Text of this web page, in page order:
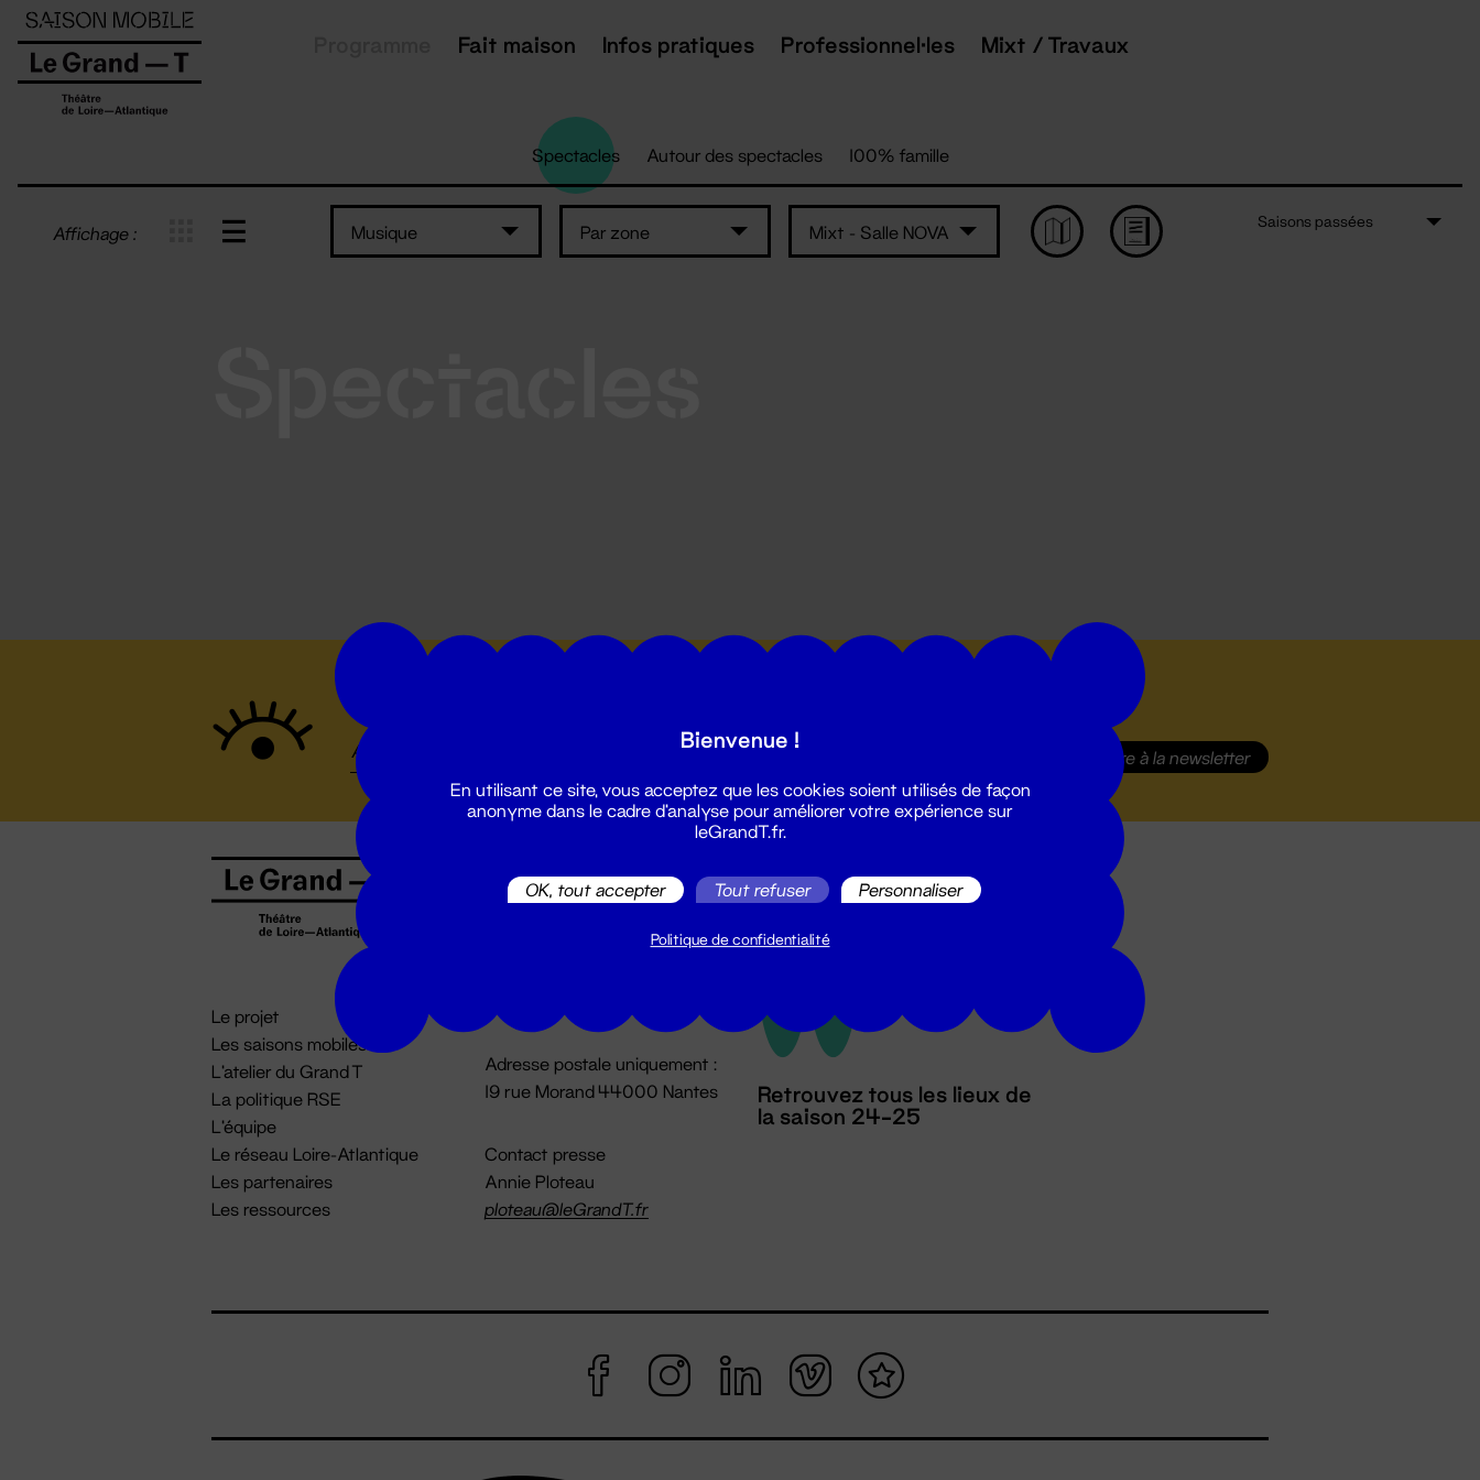
Fait maison Infos pratiques Professionnel·les Mixt / Travaux
Spectacles Autour des spectacles 100% famille
Affichage : Musique Par zone Mixt - Salle NOVA
Saisons passées
S'inscrire à la newsletter
Le projet
Les saisons mobiles
L'atelier du Grand T
La politique RSE
L'équipe
Le réseau Loire-Atlantique
Les partenaires
Les ressources
02 51 88 25 25
Du lundi au vendredi 14h → 18h
Adresse postale uniquement :
19 rue Morand 44000 Nantes
Contact presse
Annie Ploteau
ploteau@leGrandT.fr
Retrouvez tous les lieux de
la saison 24-25
Panneau de gestion des cookies
Bienvenue !
En utilisant ce site, vous acceptez que les cookies soient utilisés de façon
anonyme dans le cadre d'analyse pour améliorer votre expérience sur
leGrandT.fr.
OK, tout accepter Tout refuser Personnaliser
Politique de confidentialité